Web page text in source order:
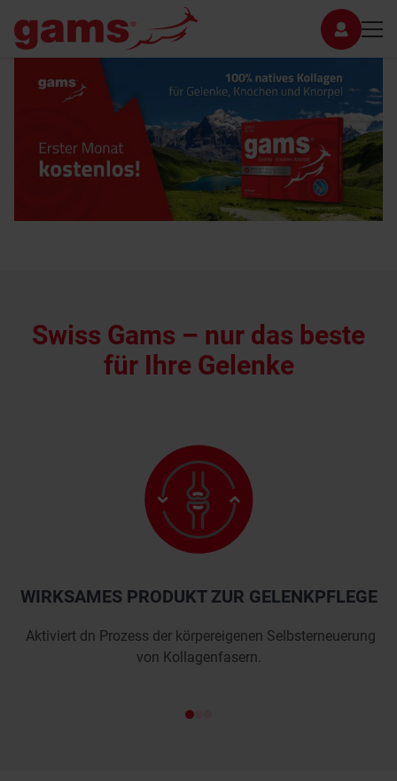
Swiss Gams – nur das beste
für Ihre Gelenke
WIRKSAMES PRODUKT ZUR GELENKPFLEGE
Aktiviert dn Prozess der körpereigenen Selbsterneuerung
von Kollagenfasern.